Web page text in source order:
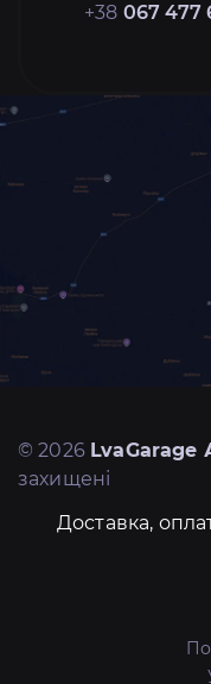
+38 067 477
© 2026 LvaGarage
захищені
Доставка,